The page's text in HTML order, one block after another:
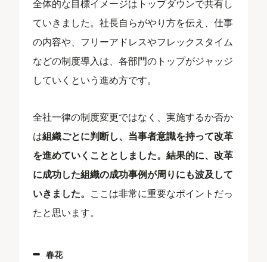
全体的な目標イメージはトップダウンで共有し
ていきました。社長自らがやり方を伝え、仕事
の内容や、フリーアドレスやフレックスタイム
などの制度導入は、各部門のトップがジャッジ
していくという進め方です。
全社一律の制度変更ではなく、実施するか否か
は組織ごとに判断し、当事者意識を持って改革
を進めていくこととしました。結果的に、改革
に成功した組織の成功事例が周りにも波及して
いきました。 ここは非常に重要なポイントだっ
たと思います。
春花